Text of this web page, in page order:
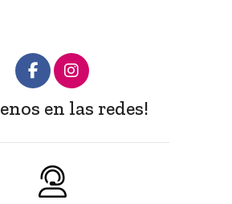
en las redes!